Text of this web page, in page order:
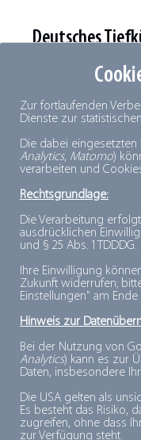
Zur fortlaufenden
Dienste zur
Die dabei eingesetzten
Analytics, Matomo)
verarbeiten und
Rechtsgrundlage:
Die Verarbeitung
ausdrücklichen
und § 25 Abs. 1 TDDDG.
Ihre Einwilligung
Zukunft widerrufen;
Einstellungen" am Ende
Hinweis zur
Bei der Nutzung von
Analytics) kann es zur
Daten, insbesondere
Die USA gelten als
Es besteht das Risiko,
zugreifen, ohne dass
zur Verfügung steht.
Deutsches
Beschreibung:
Das
Deutsche
gegründet, ist
Als
repräsentiert das
Gliedern der
Einen Überblick
erhalten Siehier.